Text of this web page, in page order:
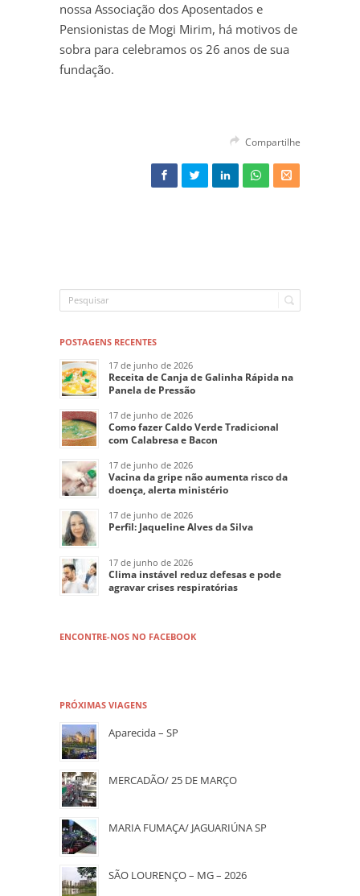
nossa Associação dos Aposentados e
Pensionistas de Mogi Mirim, há motivos de
sobra para celebramos os 26 anos de sua
fundação.
Compartilhe
POSTAGENS RECENTES
17 de junho de 2026
Receita de Canja de Galinha Rápida na
Panela de Pressão
17 de junho de 2026
Como fazer Caldo Verde Tradicional
com Calabresa e Bacon
17 de junho de 2026
Vacina da gripe não aumenta risco da
doença, alerta ministério
17 de junho de 2026
Perfil: Jaqueline Alves da Silva
17 de junho de 2026
Clima instável reduz defesas e pode
agravar crises respiratórias
ENCONTRE-NOS NO FACEBOOK
PRÓXIMAS VIAGENS
Aparecida – SP
MERCADÃO/ 25 DE MARÇO
MARIA FUMAÇA/ JAGUARIÚNA SP
SÃO LOURENÇO – MG – 2026